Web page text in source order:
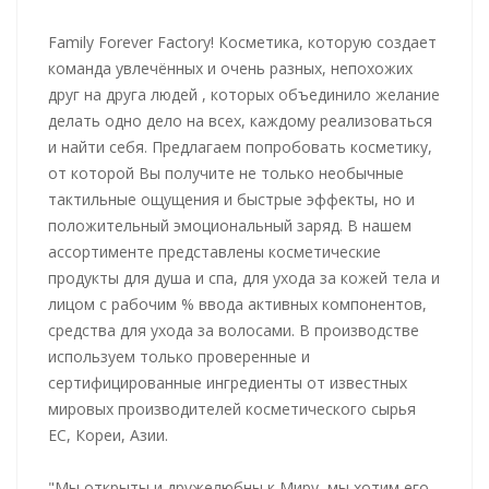
Family Forever Factory! Косметика, которую создает
команда увлечённых и очень разных, непохожих
друг на друга людей , которых объединило желание
делать одно дело на всех, каждому реализоваться
и найти себя. Предлагаем попробовать косметику,
от которой Вы получите не только необычные
тактильные ощущения и быстрые эффекты, но и
положительный эмоциональный заряд. В нашем
ассортименте представлены косметические
продукты для душа и спа, для ухода за кожей тела и
лицом с рабочим % ввода активных компонентов,
средства для ухода за волосами. В производстве
используем только проверенные и
сертифицированные ингредиенты от известных
мировых производителей косметического сырья
ЕС, Кореи, Азии.